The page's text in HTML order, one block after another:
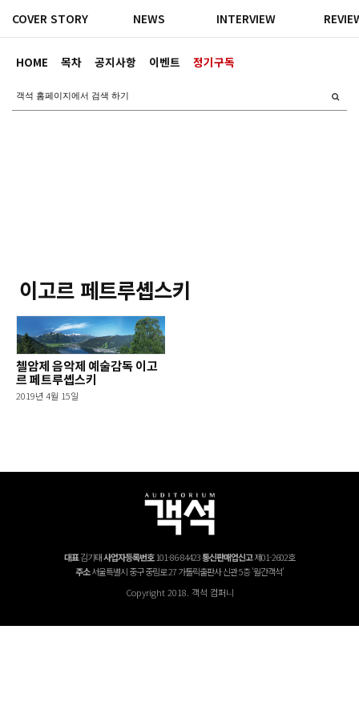
HOME 목차 공지사항 이벤트 정기구독
COVER STORY NEWS INTERVIEW
이고르 페트루솁스키
첼암제 음악제 예술감독 이고
르 페트루솁스키
2019년 4월 15일
대표김기태사업자등록번호101-86-84423통신판매업신고제01-2602호
주소서울특별시 중구 중림로 27 가톨릭출판사 신관 5층 '월간객석'
Copyright 2018. 객석 컴퍼니